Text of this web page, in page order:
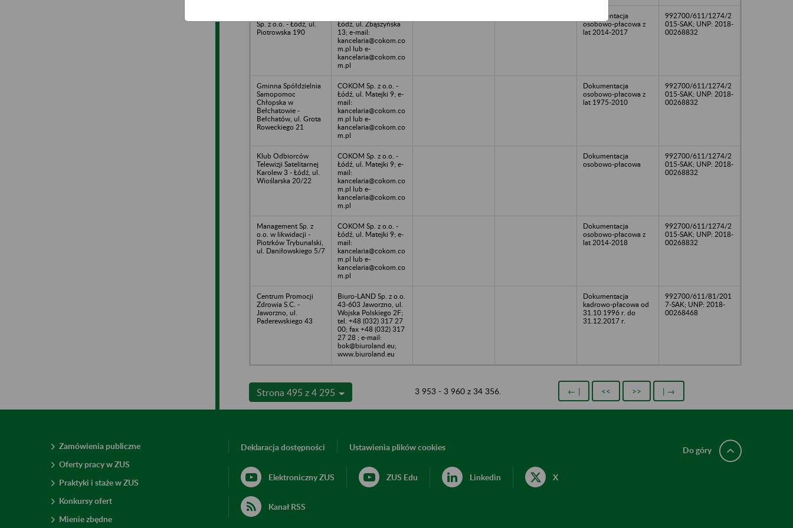
Sp. z o.o. - Łódź, ul.
Piotrowska 190
Łódź, ul. Zbąszyńska
13; e-mail:
kancelaria@cokom.co
m.pl lub e-
kancelaria@cokom.co
m.pl
Dokumentacja
osobowo-płacowa z
lat 2014-2017
992700/611/1274/2
015-SAK; UNP: 2018-
00268832
Gminna Spółdzielnia
Samopomoc
Chłopska w
Bełchatowie -
Bełchatów, ul. Grota
Roweckiego 21
COKOM Sp. z o.o. -
Łódź, ul. Matejki 9; e-
mail:
kancelaria@cokom.co
m.pl lub e-
kancelaria@cokom.co
m.pl
Dokumentacja
osobowo-płacowa z
lat 1975-2010
992700/611/1274/2
015-SAK; UNP: 2018-
00268832
Klub Odbiorców
Telewizji Satelitarnej
Karolew 3 - Łódź, ul.
Wioślarska 20/22
COKOM Sp. z o.o. -
Łódź, ul. Matejki 9; e-
mail:
kancelaria@cokom.co
m.pl lub e-
kancelaria@cokom.co
m.pl
Dokumentacja
osobowo-płacowa
992700/611/1274/2
015-SAK; UNP: 2018-
00268832
Management Sp. z
o.o. w likwidacji -
Piotrków Trybunalski,
ul. Daniłowskiego 5/7
COKOM Sp. z o.o. -
Łódź, ul. Matejki 9; e-
mail:
kancelaria@cokom.co
m.pl lub e-
kancelaria@cokom.co
m.pl
Dokumentacja
osobowo-płacowa z
lat 2014-2018
992700/611/1274/2
015-SAK; UNP: 2018-
00268832
Centrum Promocji
Zdrowia S.C. -
Jaworzno, ul.
Paderewskiego 43
Biuro-LAND Sp. z o.o.
43-603 Jaworzno, ul.
Wojska Polskiego 2F;
tel. +48 (032) 317 27
00; fax +48 (032) 317
27 28 ; e-mail:
bok@biuroland.eu;
www.biuroland.eu
Dokumentacja
kadrowo-płacowa od
31.10.1996 r. do
31.12.2017 r.
992700/611/81/201
7-SAK; UNP: 2018-
00268468
Strona 495 z 4 295 3 953 - 3 960 z 34 356. ← | << >> | →
Zamówienia publiczne
Oferty pracy w ZUS
Praktyki i staże w ZUS
Konkursy ofert
Mienie zbędne
Deklaracja dostępności Ustawienia plików cookies
Elektroniczny ZUS ZUS Edu Linkedin X
Kanał RSS
Do góry